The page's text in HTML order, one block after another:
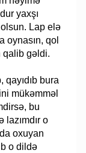
yaxşı
Lap elə
oynasın, qol
qalib gəldi.
bura
mükəmməl
bu
o
oxuyan
o dildə